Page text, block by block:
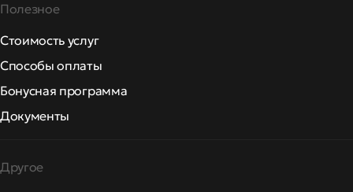
Полезное
Стоимость услуг
Способы оплаты
Бонусная программа
Документы
Другое